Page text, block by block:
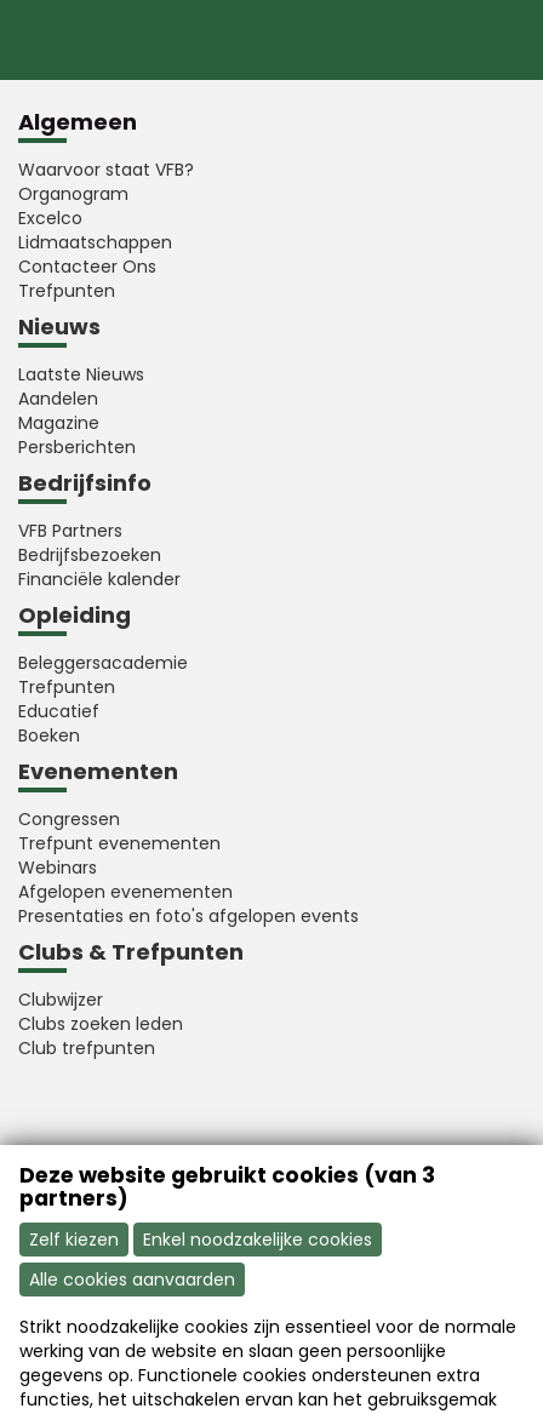
Algemeen
Waarvoor staat VFB?
Organogram
Excelco
Lidmaatschappen
Contacteer Ons
Trefpunten
Nieuws
Laatste Nieuws
Aandelen
Magazine
Persberichten
Bedrijfsinfo
VFB Partners
Bedrijfsbezoeken
Financiële kalender
Opleiding
Beleggersacademie
Trefpunten
Educatief
Boeken
Evenementen
Congressen
Trefpunt evenementen
Webinars
Afgelopen evenementen
Presentaties en foto's afgelopen events
Clubs & Trefpunten
Clubwijzer
Clubs zoeken leden
Club trefpunten
VFB is a member of Better Finance
Aanmelden Word nu lid
Deze website gebruikt cookies (van 3
partners)
Zelf kiezen
Enkel noodzakelijke cookies
Alle cookies aanvaarden
Strikt noodzakelijke cookies zijn essentieel voor de normale
werking van de website en slaan geen persoonlijke
gegevens op. Functionele cookies ondersteunen extra
functies, het uitschakelen ervan kan het gebruiksgemak